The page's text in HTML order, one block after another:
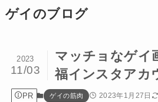
ゲイのブログ
マッチョなゲイ
福インスタアカ
2023
11/03
PR ゲイの筋肉 2023年1月27日